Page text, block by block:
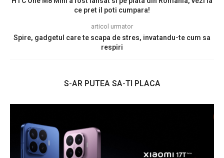
ce pret il poti cumpara!
articol urmator
Spire, gadgetul care te scapa de stres, invatandu-te cum sa
respiri
S-AR PUTEA SA-TI PLACA